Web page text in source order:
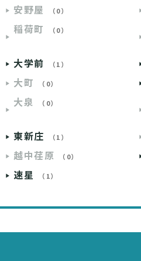
安野屋 （0）
稲荷町 （0）
大学前 （1）
大町 （0）
大泉 （0）
東新庄 （1）
越中荏原 （0）
速星 （1）